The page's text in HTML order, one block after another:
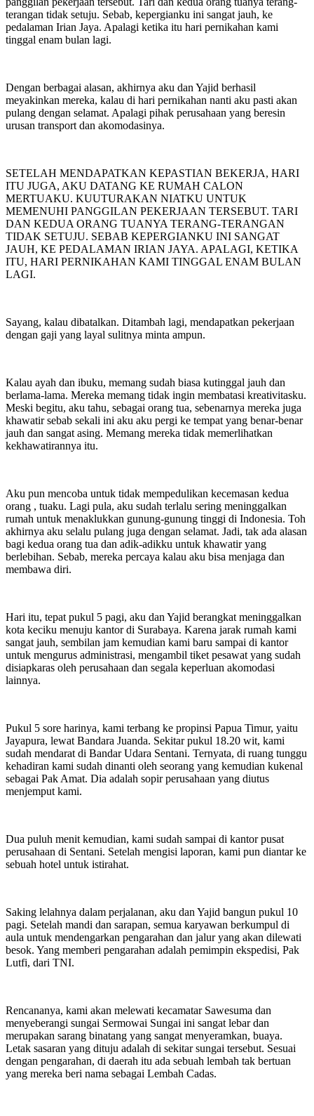
terangan tidak setuju. Sebab, kepergianku ini sangat jauh, ke
pedalaman Irian Jaya. Apalagi ketika itu hari pernikahan kami
tinggal enam bulan lagi.
Dengan berbagai alasan, akhirnya aku dan Yajid berhasil
meyakinkan mereka, kalau di hari pernikahan nanti aku pasti akan
pulang dengan selamat. Apalagi pihak perusahaan yang beresin
urusan transport dan akomodasinya.
SETELAH MENDAPATKAN KEPASTIAN BEKERJA, HARI
ITU JUGA, AKU DATANG KE RUMAH CALON
MERTUAKU. KUUTURAKAN NIATKU UNTUK
MEMENUHI PANGGILAN PEKERJAAN TERSEBUT. TARI
DAN KEDUA ORANG TUANYA TERANG-TERANGAN
TIDAK SETUJU. SEBAB KEPERGIANKU INI SANGAT
JAUH, KE PEDALAMAN IRIAN JAYA. APALAGI, KETIKA
ITU, HARI PERNIKAHAN KAMI TINGGAL ENAM BULAN
LAGI.
Sayang, kalau dibatalkan. Ditambah lagi, mendapatkan pekerjaan
dengan gaji yang layal sulitnya minta ampun.
Kalau ayah dan ibuku, memang sudah biasa kutinggal jauh dan
berlama-lama. Mereka memang tidak ingin membatasi kreativitasku.
Meski begitu, aku tahu, sebagai orang tua, sebenarnya mereka juga
khawatir sebab sekali ini aku aku pergi ke tempat yang benar-benar
jauh dan sangat asing. Memang mereka tidak memerlihatkan
kekhawatirannya itu.
Aku pun mencoba untuk tidak mempedulikan kecemasan kedua
orang , tuaku. Lagi pula, aku sudah terlalu sering meninggalkan
rumah untuk menaklukkan gunung-gunung tinggi di Indonesia. Toh
akhirnya aku selalu pulang juga dengan selamat. Jadi, tak ada alasan
bagi kedua orang tua dan adik-adikku untuk khawatir yang
berlebihan. Sebab, mereka percaya kalau aku bisa menjaga dan
membawa diri.
Hari itu, tepat pukul 5 pagi, aku dan Yajid berangkat meninggalkan
kota keciku menuju kantor di Surabaya. Karena jarak rumah kami
sangat jauh, sembilan jam kemudian kami baru sampai di kantor
untuk mengurus administrasi, mengambil tiket pesawat yang sudah
disiapkaras oleh perusahaan dan segala keperluan akomodasi
lainnya.
Pukul 5 sore harinya, kami terbang ke propinsi Papua Timur, yaitu
Jayapura, lewat Bandara Juanda. Sekitar pukul 18.20 wit, kami
sudah mendarat di Bandar Udara Sentani. Ternyata, di ruang tunggu
kehadiran kami sudah dinanti oleh seorang yang kemudian kukenal
sebagai Pak Amat. Dia adalah sopir perusahaan yang diutus
menjemput kami.
Dua puluh menit kemudian, kami sudah sampai di kantor pusat
perusahaan di Sentani. Setelah mengisi laporan, kami pun diantar ke
sebuah hotel untuk istirahat.
Saking lelahnya dalam perjalanan, aku dan Yajid bangun pukul 10
pagi. Setelah mandi dan sarapan, semua karyawan berkumpul di
aula untuk mendengarkan pengarahan dan jalur yang akan dilewati
besok. Yang memberi pengarahan adalah pemimpin ekspedisi, Pak
Lutfi, dari TNI.
Rencananya, kami akan melewati kecamatar Sawesuma dan
menyeberangi sungai Sermowai Sungai ini sangat lebar dan
merupakan sarang binatang yang sangat menyeramkan, buaya.
Letak sasaran yang dituju adalah di sekitar sungai tersebut. Sesuai
dengan pengarahan, di daerah itu ada sebuah lembah tak bertuan
yang mereka beri nama sebagai Lembah Cadas.